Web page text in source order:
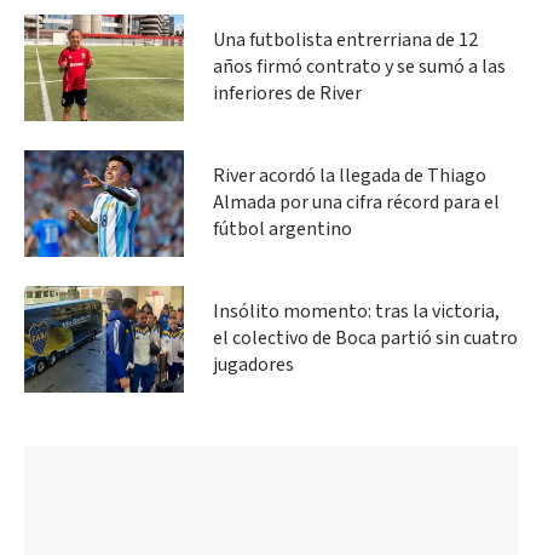
Una futbolista entrerriana de 12
años firmó contrato y se sumó a las
inferiores de River
River acordó la llegada de Thiago
Almada por una cifra récord para el
fútbol argentino
Insólito momento: tras la victoria,
el colectivo de Boca partió sin cuatro
jugadores